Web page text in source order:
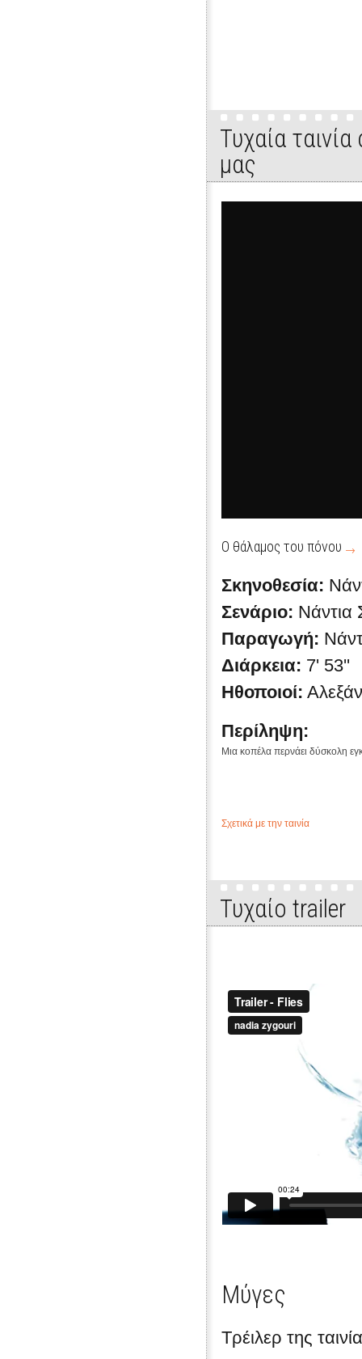
Τυχαία
μας
Ο θάλαμος του πόνου
Σκηνοθεσία:
Σενάριο: Νάντια
Παραγωγή:
Διάρκεια: 7' 53''
Ηθοποιοί:
Περίληψη:
Μια κοπέλα περνάει δύσκολη
Σχετικά με την ταινία
Τυχαίo trailer
Μύγες
Τρέιλερ της